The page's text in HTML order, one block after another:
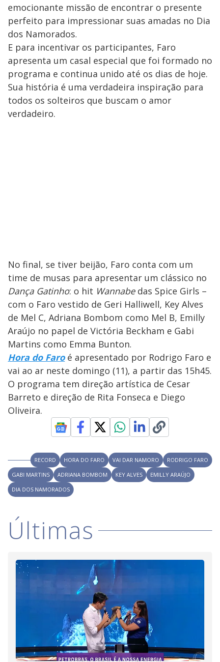
emocionante missão de encontrar o presente
perfeito para impressionar suas amadas no Dia
dos Namorados.
E para incentivar os participantes, Faro
apresenta um casal especial que foi formado no
programa e continua unido até os dias de hoje.
Sua história é uma verdadeira inspiração para
todos os solteiros que buscam o amor
verdadeiro.
No final, se tiver beijão, Faro conta com um
time de musas para apresentar um clássico no
Dança Gatinho: o hit Wannabedas Spice Girls –
com o Faro vestido de Geri Halliwell, Key Alves
de Mel C, Adriana Bombom como Mel B, Emilly
Araújo no papel de Victória Beckham e Gabi
Martins como Emma Bunton.
Hora do Faroé apresentado por Rodrigo Faro e
vai ao ar neste domingo (11), a partir das 15h45.
O programa tem direção artística de Cesar
Barreto e direção de Rita Fonseca e Diego
Oliveira.
RECORD HORA DO FARO VAI DAR NAMORO
RODRIGO FARO
GABI MARTINS
ADRIANA BOMBOM KEY ALVES
EMILLY ARAÚJO
DIA DOS NAMORADOS
Últimas